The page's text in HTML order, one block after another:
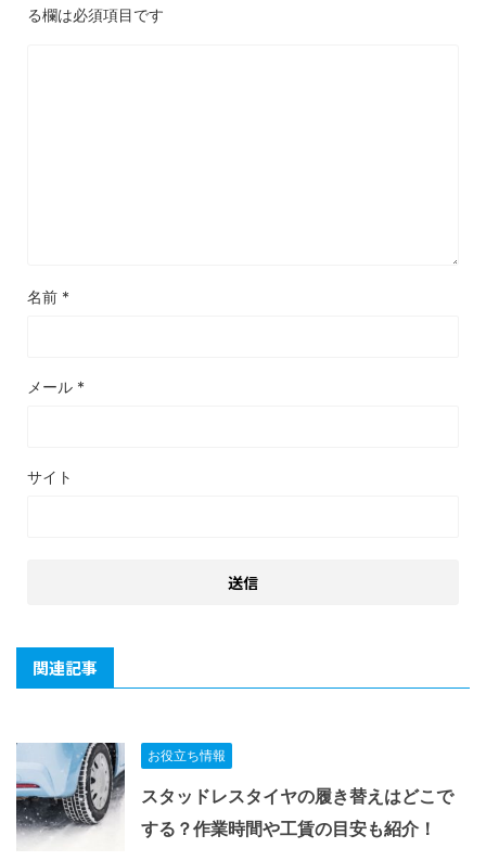
る欄は必須項目です
名前 *
メール *
サイト
関連記事
お役立ち情報
スタッドレスタイヤの履き替えはどこで
する？作業時間や工賃の目安も紹介！